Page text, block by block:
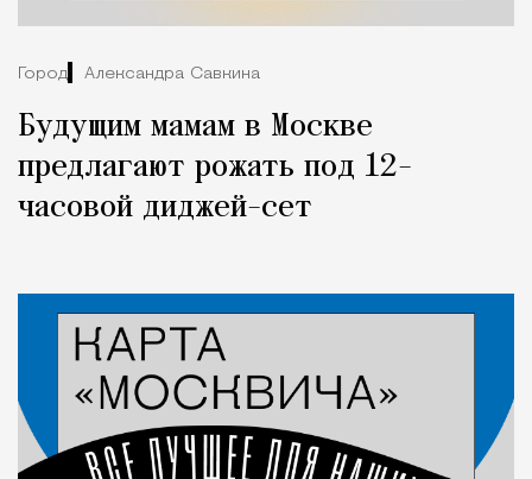
Город Александра Савкина
Будущим мамам в Москве
предлагают рожать под 12-
часовой диджей-сет